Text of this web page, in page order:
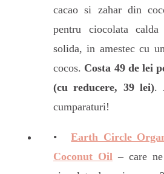
cacao si zahar din
pentru ciocolata
solida, in amestec cu
cocos. Costa 49 de lei
(cu reducere, 39 lei).
cumparaturi!
Earth Circle
Coconut Oil – care